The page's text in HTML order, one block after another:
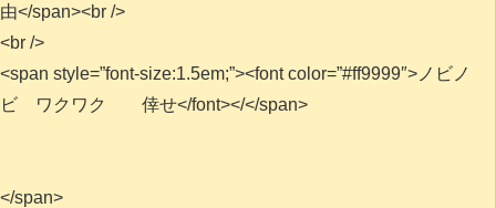
由</span><br />
<br />
<span style=”font-size:1.5em;”><font color=”#ff9999″>ノビノ
ビ ワクワク 倖せ</font></</span>
</span>